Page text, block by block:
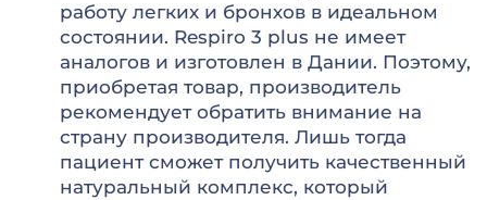
работу легких и бронхов в идеальном
состоянии. Respiro 3 plus не имеет
аналогов и изготовлен в Дании. Поэтому,
приобретая товар, производитель
рекомендует обратить внимание на
страну производителя. Лишь тогда
пациент сможет получить качественный
натуральный комплекс, который